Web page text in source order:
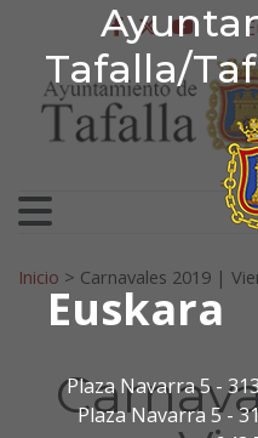
Tafalla/
Euskara
Plaza Navarra 5 -
Plaza Navarra 5 -
Ir al contenidofacebook
twitter
Search for:
Inicio > Carnavales 2019 |